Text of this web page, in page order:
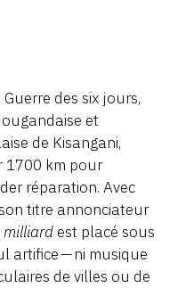
des six jours,
et
de Kisangani,
1700 km pour
réparation. Avec
titre annonciateur
milliard est placé sous
artifice — ni musique
de villes ou de